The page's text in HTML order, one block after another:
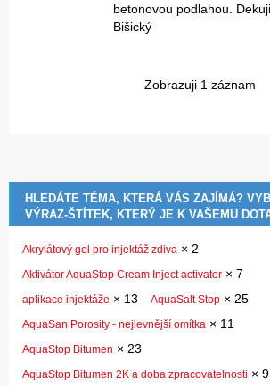
betonovou podlahou.
Bišický
Zobrazuji 1 záznam
HLEDÁTE TÉMA, KTERÁ VÁS ZAJÍMÁ?
VÝRAZ-ŠTÍTEK, KTERÝ JE K VAŠEMU
Akrylátový gel pro injektáž zdiva × 2
Aktivátor AquaStop Cream Inject activator × 7
aplikace injektáže × 13 AquaSalt Stop × 25
AquaSan Porosity - nejlevnější omítka × 11
AquaStop Bitumen × 23
AquaStop Bitumen 2K a doba zpracovatelnosti × 9